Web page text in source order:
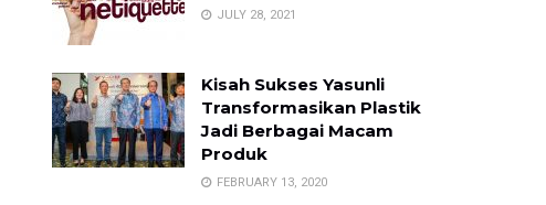
JULY 28, 2021
Kisah Sukses Yasunli
Transformasikan Plastik
Jadi Berbagai Macam
Produk
FEBRUARY 13, 2020